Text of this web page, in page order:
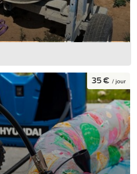
35 € / jour